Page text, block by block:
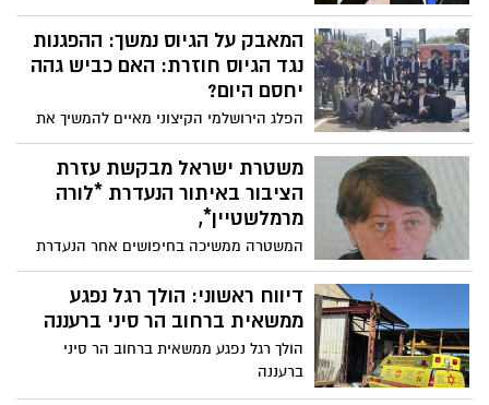
לאחר שמנע את קידום חוק ההשתמטות
מהצבא של החרדים, לפי הנוסח שהחרדים
בקשו. הסיעות החרדיות פנו לנתניהו ובקשו
שימנה מטעם הליכוד את ח"כ ביסמוט וכך
נעשה. עתה ניתן להריץ את חוק ההשתמטות
בלי כל הפרעות. נפתלי בנט: "מפלגת הליכוד
היום הופכת רשמית למפלגת ההשתמטות.
ח״כ אביגדור ליברמן: זהו יום שחור לציונות
ולליכוד
המאבק על הגיוס נמשך: ההפגנות
נגד הגיוס חוזרת: האם כביש גהה
יחסם היום?
הפלג הירושלמי הקיצוני מאיים להמשיך את
המאבק נגד הגיוס. הערכות ראשוניות
להפגנות היום בשעות אחה״צ
משטרת ישראל מבקשת עזרת
הציבור באיתור הנעדרת *לורה
מרמלשטיין*,
המשטרה ממשיכה בחיפושים אחר הנעדרת
לורה מרמלשטיין, בת 52 תושבת אשדוד. ביום
שישי ביקשה המשטרה את עזרת הציבור,
לאחר שנותק הקשר עימה מזה מספר ימים.
בחיפושים אחריה
דיווח ראשוני: הולך רגל נפגע
ממשאית ברחוב הר סיני ברעננה
הולך רגל נפגע ממשאית ברחוב הר סיני
ברעננה